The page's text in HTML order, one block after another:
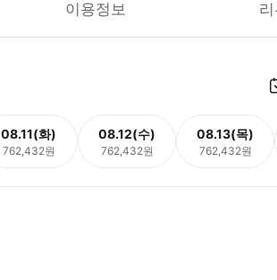
이용정보
08.11(화)
762,432원
08.12(수)
762,432원
08.13(목)
762,432원